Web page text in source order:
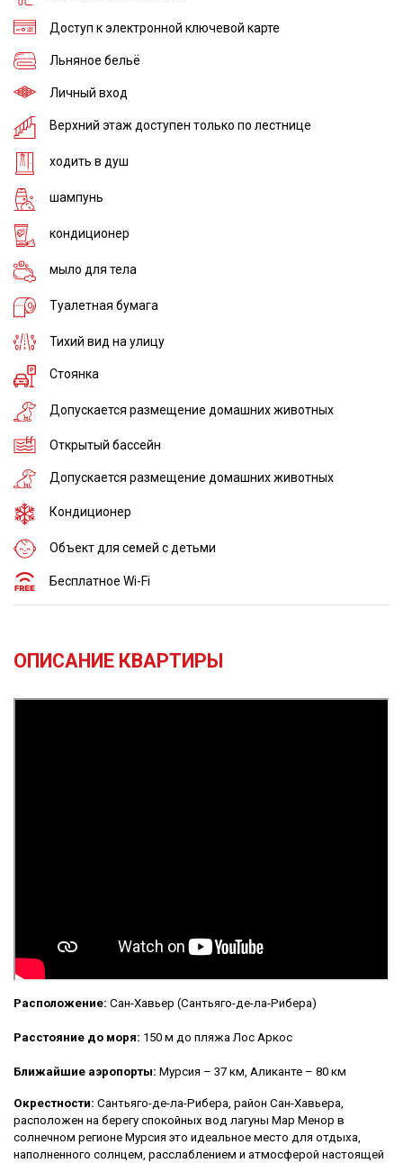
Доступ к электронной ключевой карте
Льняное бельё
Личный вход
Верхний этаж доступен только по лестнице
ходить в душ
шампунь
кондиционер
мыло для тела
Туалетная бумага
Тихий вид на улицу
Стоянка
Допускается размещение домашних животных
Открытый бассейн
Допускается размещение домашних животных
Кондиционер
Объект для семей с детьми
Бесплатное Wi-Fi
ОПИСАНИЕ КВАРТИРЫ
Расположение: Сан-Хавьер (Сантьяго-де-ла-Рибера)
Расстояние до моря: 150 м до пляжа Лос Аркос
Ближайшие аэропорты: Мурсия – 37 км, Аликанте – 80 км
Окрестности: Сантьяго-де-ла-Рибера, район Сан-Хавьера,
расположен на берегу спокойных вод лагуны Мар Менор в
солнечном регионе Мурсия это идеальное место для отдыха,
наполненного солнцем, расслаблением и атмосферой настоящей